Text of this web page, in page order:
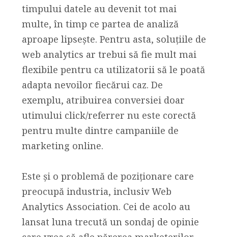
timpului datele au devenit tot mai
multe, în timp ce partea de analiză
aproape lipsește. Pentru asta, soluțiile de
web analytics ar trebui să fie mult mai
flexibile pentru ca utilizatorii să le poată
adapta nevoilor fiecărui caz. De
exemplu, atribuirea conversiei doar
utimului click/referrer nu este corectă
pentru multe dintre campaniile de
marketing online.
Este și o problemă de poziționare care
preocupă industria, inclusiv Web
Analytics Association. Cei de acolo au
lansat luna trecută un sondaj de opinie